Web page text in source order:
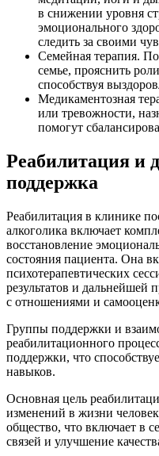
в снижении уровня
эмоционального
следить за своими
Семейная терапия.
семье, прояснить
способствуя
Медикаментозная
или тревожности,
помогут
Реабилитация и
поддержка
Реабилитация в клинике
алкоголика включает
восстановление
состояния пациента. Она
психотерапевтических
результатов и дальнейшей
с отношениями и
Группы поддержки и
реабилитационного
поддержки, что
навыков.
Основная цель
изменений в жизни
общество, что включает в
связей и улучшение